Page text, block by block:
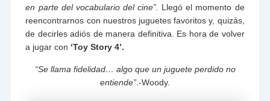
en parte del vocabulario del cine”. Llegó el momento de
reencontrarnos con nuestros juguetes favoritos y, quizás,
de decirles adiós de manera definitiva. Es hora de volver
a jugar con ‘Toy Story 4’.
“Se llama fidelidad… algo que un juguete perdido no
entiende”.-Woody.